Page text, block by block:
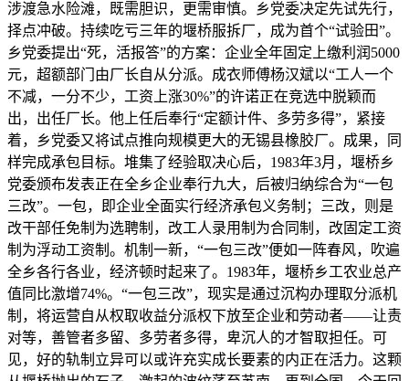
涉渡急水险滩，既需胆识，更需审慎。乡党委决定先试先行，
择点冲破。持续吃亏三年的堰桥服拆厂，成为首个“试验田”。
乡党委提出“死，活报答”的方案：企业全年固定上缴利润5000
元，超额部门由厂长自从分派。成衣师傅杨汉斌以“工人一个
不减，一分不少，工资上涨30%”的许诺正在竞选中脱颖而
出，出任厂长。他上任后奉行“定额计件、多劳多得”，紧接
着，乡党委又将试点推向规模更大的无锡县橡胶厂。成果，同
样完成承包目标。堆集了经验取决心后，1983年3月，堰桥乡
党委颁布发表正在全乡企业奉行九大，后被归纳综合为“一包
三改”。一包，即企业全面实行经济承包义务制；三改，则是
改干部任免制为选聘制，改工人录用制为合同制，改固定工资
制为浮动工资制。机制一新，“一包三改”便如一阵春风，吹遍
全乡各行各业，经济顿时起来了。1983年，堰桥乡工农业总产
值同比激增74%。“一包三改”，现实是通过沉构办理取分派机
制，将运营自从权取收益分派权下放至企业和劳动者——让责
对等，善管者多留、多劳者多得，卑沉人的才智取担任。可
见，好的轨制立异可以或许充实成长要素的内正在活力。这颗